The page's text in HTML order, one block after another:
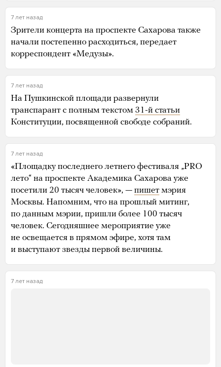
7 лет назад
Зрители концерта на проспекте Сахарова также
начали постепенно расходиться, передает
корреспондент «Медузы».
7 лет назад
На Пушкинской площади развернули
транспарант с полным текстом 31-й статьи
Конституции, посвященной свободе собраний.
7 лет назад
«Площадку последнего летнего фестиваля „PRO
лето“ на проспекте Академика Сахарова уже
посетили 20 тысяч человек», — пишет мэрия
Москвы. Напомним, что на прошлый митинг,
по данным мэрии, пришли более 100 тысяч
человек. Сегодняшнее мероприятие уже
не освещается в прямом эфире, хотя там
и выступают звезды первой величины.
7 лет назад